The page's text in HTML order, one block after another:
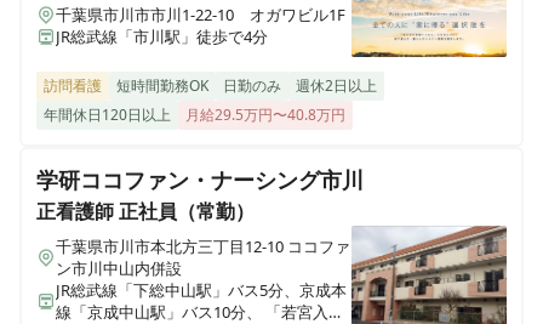
千葉県千葉市中央区蘇我2-5-3
セントケア訪問看護ステーション鎌ケ谷
千葉県鎌ケ谷市道野辺中央2-1-33
セントケア訪問看護ステーション袖ケ浦
千葉県袖ヶ浦市蔵波台三丁目10-2
セントケア看護小規模きみつ
千葉県君津市大和田四丁目2-14
千葉県市川市市川1-22-10 オガワビル1F
JR総武線「市川駅」徒歩で4分
訪問看護 短時間勤務OK 日勤のみ
週休2日以上
年間休日120日以上
月給29.5万円〜40.8万円
学研ココファン・ナーシング市川
正看護師正社員（常勤）
千葉県市川市本北方三丁目12-10 ココファ
ン市川中山内併設
JR総武線「下総中山駅」バス5分、京成本
線「京成中山駅」バス10分、 「若宮入